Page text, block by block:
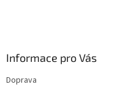
Informace pro Vás
Doprava